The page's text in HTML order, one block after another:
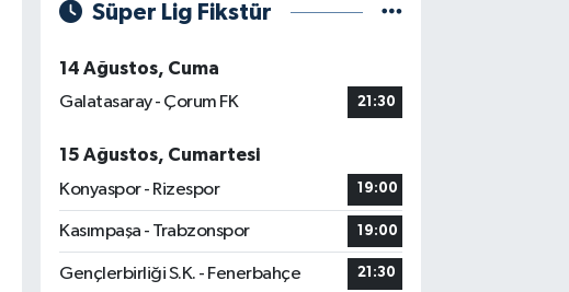
Süper Lig Fikstür
14 Ağustos, Cuma
Galatasaray - Çorum FK
21:30
15 Ağustos, Cumartesi
Konyaspor - Rizespor
19:00
Kasımpaşa - Trabzonspor 19:00
Gençlerbirliği S.K. - Fenerbahçe 21:30